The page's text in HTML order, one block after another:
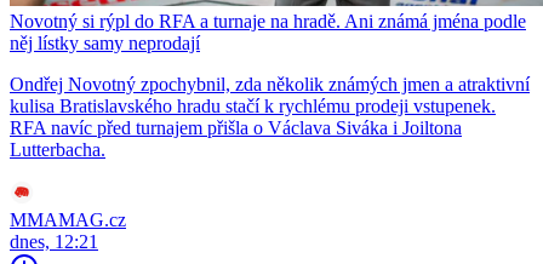
Novotný si rýpl do RFA a turnaje na hradě. Ani známá jména podle
něj lístky samy neprodají
Ondřej Novotný zpochybnil, zda několik známých jmen a atraktivní
kulisa Bratislavského hradu stačí k rychlému prodeji vstupenek.
RFA navíc před turnajem přišla o Václava Siváka i Joiltona
Lutterbacha.
MMAMAG.cz
dnes, 12:21